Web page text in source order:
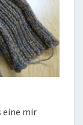
eine mir